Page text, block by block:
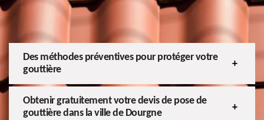
Des méthodes préventives pour protéger votre
gouttière
Obtenir gratuitement votre devis de pose de
gouttière dans la ville de Dourgne